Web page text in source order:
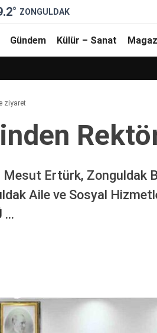
° ZONGULDAK
Gündem Külür – Sanat
ziyaret
Ertürk, Zonguldak
Aile ve Sosyal
…